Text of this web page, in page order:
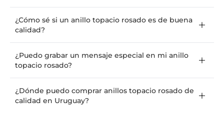
¿Cómo sé si un anillo topacio rosado es de buena
calidad?
¿Puedo grabar un mensaje especial en mi anillo
topacio rosado?
¿Dónde puedo comprar anillos topacio rosado de
calidad en Uruguay?